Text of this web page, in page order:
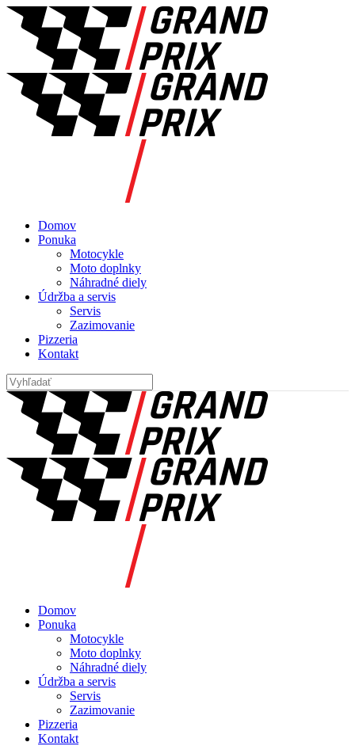
Domov
Ponuka
Motocykle
Moto doplnky
Náhradné diely
Údržba a servis
Servis
Zazimovanie
Pizzeria
Kontakt
Domov
Ponuka
Motocykle
Moto doplnky
Náhradné diely
Údržba a servis
Servis
Zazimovanie
Pizzeria
Kontakt